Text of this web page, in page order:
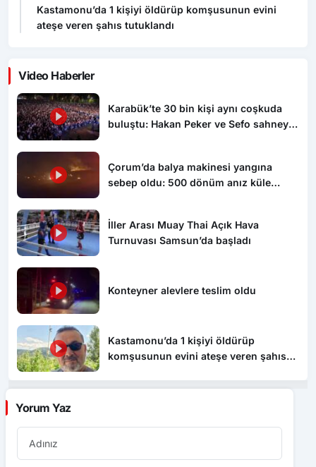
Kastamonu’da 1 kişiyi öldürüp komşusunun evini
ateşe veren şahıs tutuklandı
Video Haberler
Karabük’te 30 bin kişi aynı coşkuda
buluştu: Hakan Peker ve Sefo sahneyi
Çorum’da balya makinesi yangına
sebep oldu: 500 dönüm anız küle
İller Arası Muay Thai Açık Hava
Turnuvası Samsun’da başladı
Konteyner alevlere teslim oldu
Kastamonu’da 1 kişiyi öldürüp
komşusunun evini ateşe veren şahıs
Yorum Yaz